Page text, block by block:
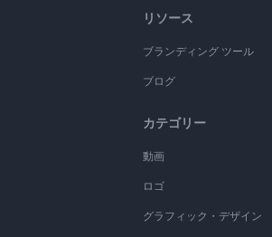
リソース
ブランディング ツール
ブログ
カテゴリー
動画
ロゴ
グラフィック・デザイン